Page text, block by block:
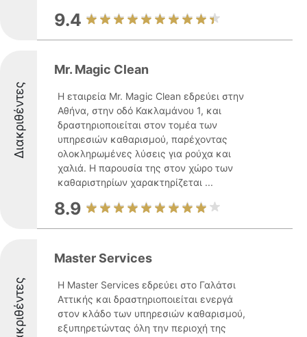
9.4
Διακριθέντες
Mr. Magic Clean
Η εταιρεία Mr. Magic Clean εδρεύει στην
Αθήνα, στην οδό Κακλαμάνου 1, και
δραστηριοποιείται στον τομέα των
υπηρεσιών καθαρισμού, παρέχοντας
ολοκληρωμένες λύσεις για ρούχα και
χαλιά. Η παρουσία της στον χώρο των
καθαριστηρίων χαρακτηρίζεται ...
8.9
Διακριθέντες
Master Services
Η Master Services εδρεύει στο Γαλάτσι
Αττικής και δραστηριοποιείται ενεργά
στον κλάδο των υπηρεσιών καθαρισμού,
εξυπηρετώντας όλη την περιοχή της